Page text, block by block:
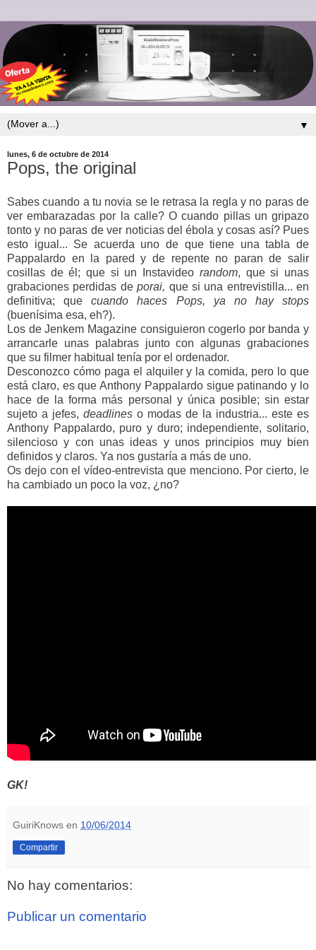
▼
lunes, 6 de octubre de 2014
Pops, the original
Sabes cuando a tu novia se le retrasa la regla y no paras de
ver embarazadas por la calle? O cuando pillas un gripazo
tonto y no paras de ver noticias del ébola y cosas así? Pues
esto igual... Se acuerda uno de que tiene una tabla de
Pappalardo en la pared y de repente no paran de salir
cosillas de él; que si un Instavideo random, que si unas
grabaciones perdidas deporai, que si una entrevistilla... en
definitiva; quecuando haces Pops, ya no hay stops
(buenísima esa, eh?).
Los de Jenkem Magazine consiguieron cogerlo por banda y
arrancarle unas palabras junto con algunas grabaciones
que su filmer habitual tenía por el ordenador.
Desconozco cómo paga el alquiler y la comida, pero lo que
está claro, es que Anthony Pappalardo sigue patinando y lo
hace de la forma más personal y única posible; sin estar
sujeto a jefes, deadlines o modas de la industria... este es
Anthony Pappalardo, puro y duro; independiente, solitario,
silencioso y con unas ideas y unos principios muy bien
definidos y claros. Ya nos gustaría a más de uno.
Os dejo con el vídeo-entrevista que menciono. Por cierto, le
ha cambiado un poco la voz, ¿no?
GK!
GuiriKnows en 10/06/2014
Compartir
No hay comentarios:
Publicar un comentario